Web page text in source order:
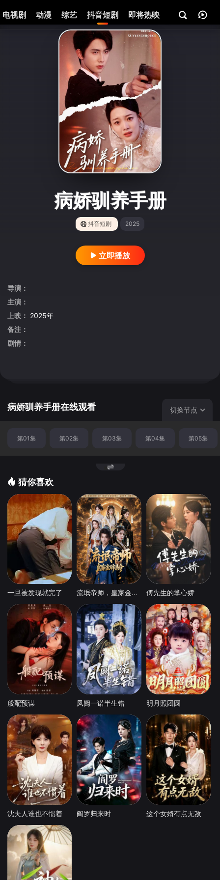
电视剧 动漫 综艺 抖音短剧 即将热映 资讯
病娇驯养手册
抖音短剧 2025
立即播放
导演：
主演：
上映： 2025年
备注：
剧情：
病娇驯养手册在线观看 切换节点
第01集 第02集 第03集 第04集 第05集
猜你喜欢
一旦被发现就完了 流氓帝师，皇家金牌县令 傅先生的掌心娇
般配预谋 凤阙一诺半生错 明月照团圆
沈夫人谁也不惯着 阎罗归来时 这个女婿有点无敌